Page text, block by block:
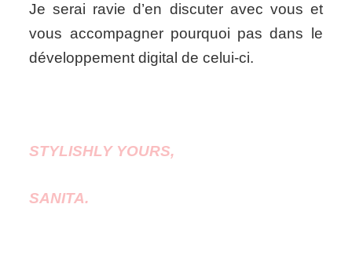
Je serai ravie d’en discuter avec vous et
vous accompagner pourquoi pas dans le
développement digital de celui-ci.
STYLISHLY YOURS,
SANITA.